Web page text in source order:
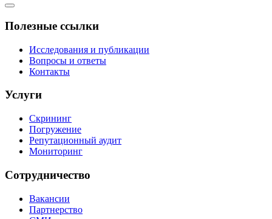
Полезные ссылки
Исследования и публикации
Вопросы и ответы
Контакты
Услуги
Скрининг
Погружение
Репутационный аудит
Мониторинг
Сотрудничество
Вакансии
Партнерство